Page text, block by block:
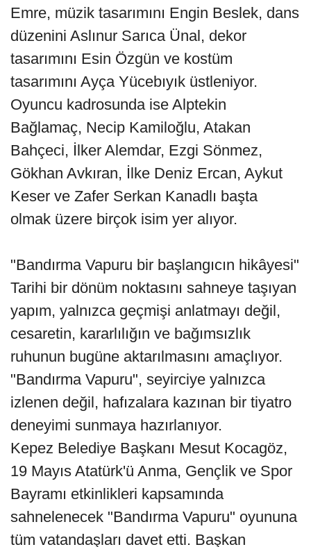
Emre, müzik tasarımını Engin Beslek, dans
düzenini Aslınur Sarıca Ünal, dekor
tasarımını Esin Özgün ve kostüm
tasarımını Ayça Yücebıyık üstleniyor.
Oyuncu kadrosunda ise Alptekin
Bağlamaç, Necip Kamiloğlu, Atakan
Bahçeci, İlker Alemdar, Ezgi Sönmez,
Gökhan Avkıran, İlke Deniz Ercan, Aykut
Keser ve Zafer Serkan Kanadlı başta
olmak üzere birçok isim yer alıyor.
"Bandırma Vapuru bir başlangıcın hikâyesi"
Tarihi bir dönüm noktasını sahneye taşıyan
yapım, yalnızca geçmişi anlatmayı değil,
cesaretin, kararlılığın ve bağımsızlık
ruhunun bugüne aktarılmasını amaçlıyor.
"Bandırma Vapuru", seyirciye yalnızca
izlenen değil, hafızalara kazınan bir tiyatro
deneyimi sunmaya hazırlanıyor.
Kepez Belediye Başkanı Mesut Kocagöz,
19 Mayıs Atatürk'ü Anma, Gençlik ve Spor
Bayramı etkinlikleri kapsamında
sahnelenecek "Bandırma Vapuru" oyununa
tüm vatandaşları davet etti. Başkan